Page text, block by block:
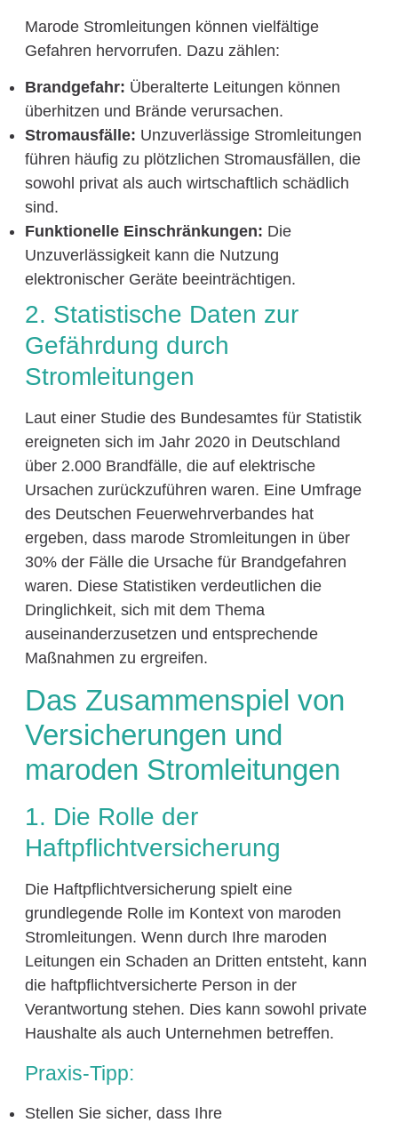
Marode Stromleitungen können vielfältige
Gefahren hervorrufen. Dazu zählen:
Brandgefahr: Überalterte Leitungen können
überhitzen und Brände verursachen.
Stromausfälle: Unzuverlässige Stromleitungen
führen häufig zu plötzlichen Stromausfällen, die
sowohl privat als auch wirtschaftlich schädlich
sind.
Funktionelle Einschränkungen: Die
Unzuverlässigkeit kann die Nutzung
elektronischer Geräte beeinträchtigen.
2. Statistische Daten zur
Gefährdung durch
Stromleitungen
Laut einer Studie des Bundesamtes für Statistik
ereigneten sich im Jahr 2020 in Deutschland
über 2.000 Brandfälle, die auf elektrische
Ursachen zurückzuführen waren. Eine Umfrage
des Deutschen Feuerwehrverbandes hat
ergeben, dass marode Stromleitungen in über
30% der Fälle die Ursache für Brandgefahren
waren. Diese Statistiken verdeutlichen die
Dringlichkeit, sich mit dem Thema
auseinanderzusetzen und entsprechende
Maßnahmen zu ergreifen.
Das Zusammenspiel von
Versicherungen und
maroden Stromleitungen
1. Die Rolle der
Haftpflichtversicherung
Die Haftpflichtversicherung spielt eine
grundlegende Rolle im Kontext von maroden
Stromleitungen. Wenn durch Ihre maroden
Leitungen ein Schaden an Dritten entsteht, kann
die haftpflichtversicherte Person in der
Verantwortung stehen. Dies kann sowohl private
Haushalte als auch Unternehmen betreffen.
Praxis-Tipp:
Stellen Sie sicher, dass Ihre